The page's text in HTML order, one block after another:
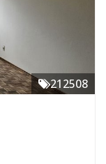
212508